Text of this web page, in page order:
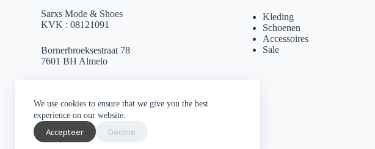
We use cookies to ensure that we give you the best
experience on our website.
Accepteer Decline
Sarxs Mode & Shoes
KVK : 08121091
Bornerbroeksestraat 78
7601 BH Almelo
0546 812 230
Socials
Kleding
Schoenen
Accessoires
Sale